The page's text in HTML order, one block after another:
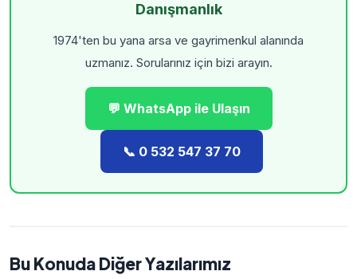
Danışmanlık
1974'ten bu yana arsa ve gayrimenkul alanında
uzmanız. Sorularınız için bizi arayın.
💬 WhatsApp ile Ulaşın
📞 0 532 547 37 70
Bu Konuda Diğer Yazılarımız